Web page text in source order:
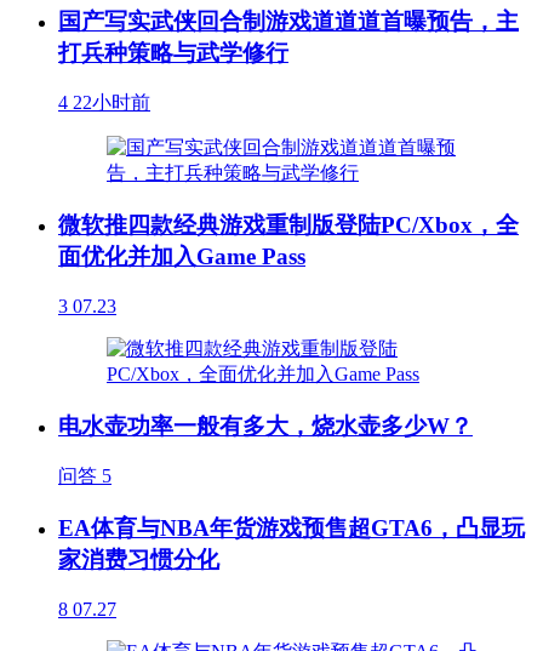
国产写实武侠回合制游戏道道道首曝预告，主
打兵种策略与武学修行
4 22小时前
微软推四款经典游戏重制版登陆PC/Xbox，全
面优化并加入Game Pass
3 07.23
电水壶功率一般有多大，烧水壶多少W？
问答 5
EA体育与NBA年货游戏预售超GTA6，凸显玩
家消费习惯分化
8 07.27